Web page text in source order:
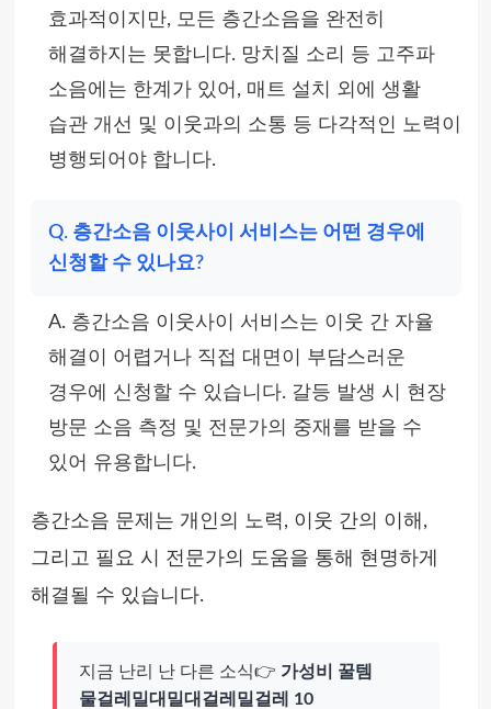
효과적이지만, 모든 층간소음을 완전히
해결하지는 못합니다. 망치질 소리 등 고주파
소음에는 한계가 있어, 매트 설치 외에 생활
습관 개선 및 이웃과의 소통 등 다각적인 노력이
병행되어야 합니다.
Q. 층간소음 이웃사이 서비스는 어떤 경우에
신청할 수 있나요?
A. 층간소음 이웃사이 서비스는 이웃 간 자율
해결이 어렵거나 직접 대면이 부담스러운
경우에 신청할 수 있습니다. 갈등 발생 시 현장
방문 소음 측정 및 전문가의 중재를 받을 수
있어 유용합니다.
층간소음 문제는 개인의 노력, 이웃 간의 이해,
그리고 필요 시 전문가의 도움을 통해 현명하게
해결될 수 있습니다.
지금 난리 난 다른 소식👉 가성비 꿀템
물걸레밀대밀대걸레밀걸레 10